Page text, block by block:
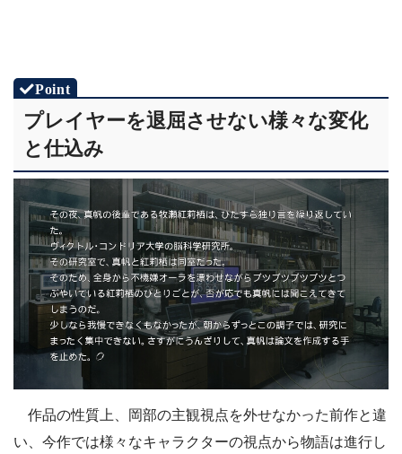
プレイヤーを退屈させない様々な変化
と仕込み
作品の性質上、岡部の主観視点を外せなかった前作と違
い、今作では様々なキャラクターの視点から物語は進行し